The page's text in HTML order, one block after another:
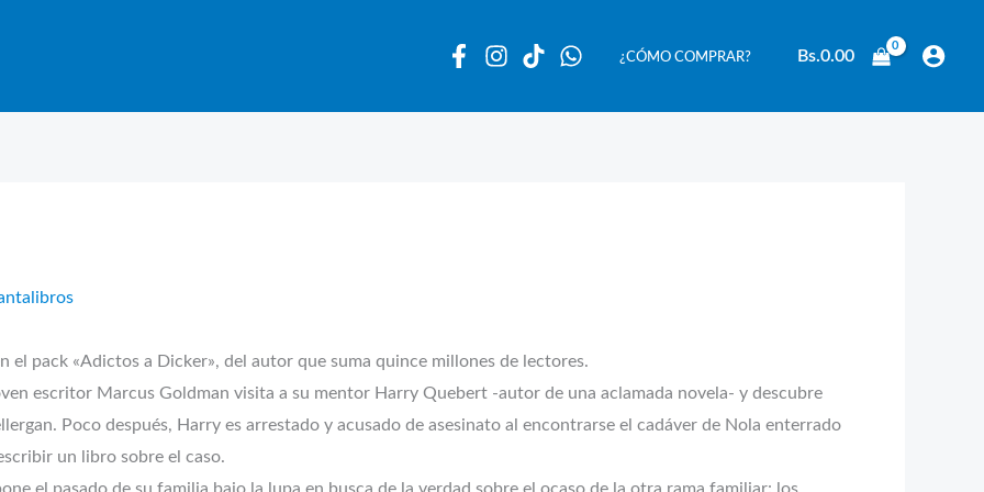
¿CÓMO COMPRAR? Bs.0.00
el pack «Adictos a Dicker», del autor que suma quince millones de lectores.
escritor Marcus Goldman visita a su mentor Harry Quebert -autor de una aclamada novela- y descubre
Poco después, Harry es arrestado y acusado de asesinato al encontrarse el cadáver de Nola enterrado
un libro sobre el caso.